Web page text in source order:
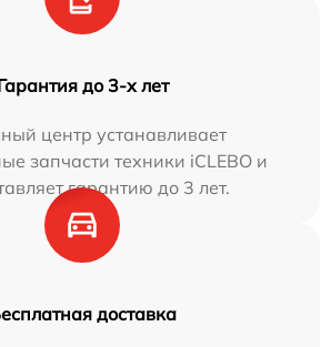
до 3-х лет
центр устанавливает
запчасти техники iCLEBO и
гарантию до 3 лет.
доставка